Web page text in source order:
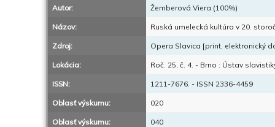
Autor: Žemberová Viera (100%)
Názov: Ruská umelecká kultúra v 20.
Zdroj: Opera Slavica [print, elektronický
Lokácia: Roč. 25, č. 4. - Brno : Ústav
ISSN: 1211-7676. - ISSN 2336-4459
Oblasť výskumu: 020
Oblasť výskumu: 040